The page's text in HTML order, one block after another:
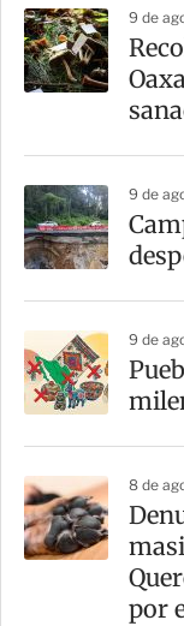
a
r
t
9 de
9 de
9 de
8 de
por